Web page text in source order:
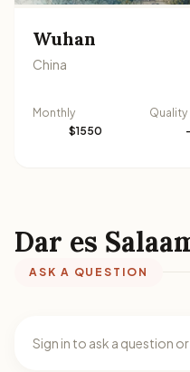
Wuhan
China
Monthly
$1550
Quality
Dar es
ASK A QUESTION
Sign in to ask a question